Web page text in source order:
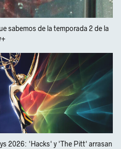
sabemos de la temporada 2 de la
2026: 'Hacks' y 'The Pitt' arrasan